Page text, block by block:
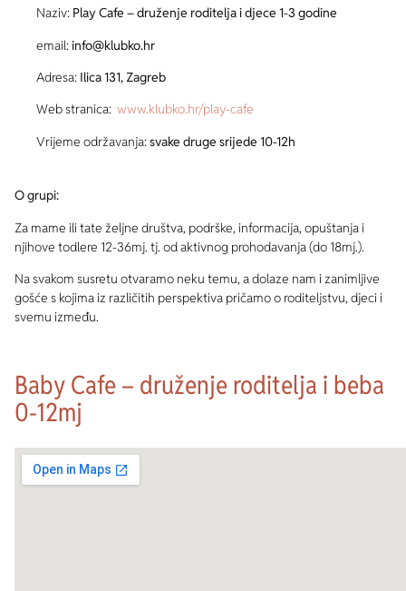
Naziv: Play Cafe – druženje roditelja i djece 1-3 godine
email:info@klubko.hr
Adresa: Ilica 131, Zagreb
Web stranica: www.klubko.hr/play-cafe
Vrijeme održavanja:svake druge srijede 10-12h
O grupi:
Za mame ili tate željne društva, podrške, informacija, opuštanja i
njihove todlere 12-36mj. tj. od aktivnog prohodavanja (do 18mj.).
Na svakom susretu otvaramo neku temu, a dolaze nam i zanimljive
gošće s kojima iz različitih perspektiva pričamo o roditeljstvu, djeci i
svemu između.
Baby Cafe – druženje roditelja i beba
0-12mj